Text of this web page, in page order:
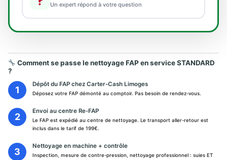
Un expert répond à votre question
Comment se passe le nettoyage FAP en service STANDARD
?
Dépôt du FAP chez Carter-Cash Limoges
Déposez votre FAP démonté au comptoir. Pas besoin de rendez-vous.
Envoi au centre Re-FAP
Le FAP est expédié au centre de nettoyage. Le transport aller-retour est
inclus dans le tarif de 199€.
Nettoyage en machine + contrôle
Inspection, mesure de contre-pression, nettoyage professionnel : suies ET